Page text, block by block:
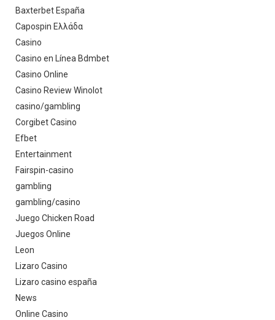
Baxterbet España
Capospin Ελλάδα
Casino
Casino en Línea Bdmbet
Casino Online
Casino Review Winolot
casino/gambling
Corgibet Casino
Efbet
Entertainment
Fairspin-casino
gambling
gambling/casino
Juego Chicken Road
Juegos Online
Leon
Lizaro Casino
Lizaro casino españa
News
Online Casino